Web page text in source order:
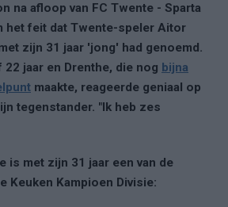
na afloop van FC Twente - Sparta
het feit dat Twente-speler Aitor
zijn 31 jaar 'jong' had genoemd.
22 jaar en Drenthe, die nog bijna
maakte, reageerde geniaal op
tegenstander. "Ik heb zes
is met zijn 31 jaar een van de
Keuken Kampioen Divisie: